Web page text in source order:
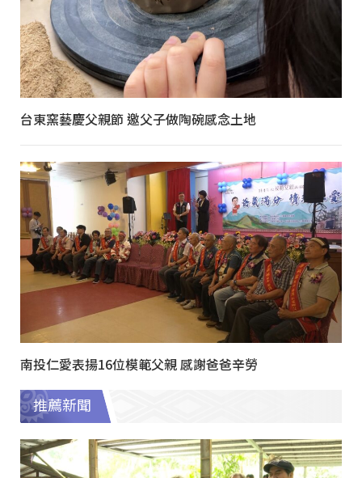
台東窯藝慶父親節 邀父子做陶碗感念土地
南投仁愛表揚16位模範父親 感謝爸爸辛勞
推薦新聞